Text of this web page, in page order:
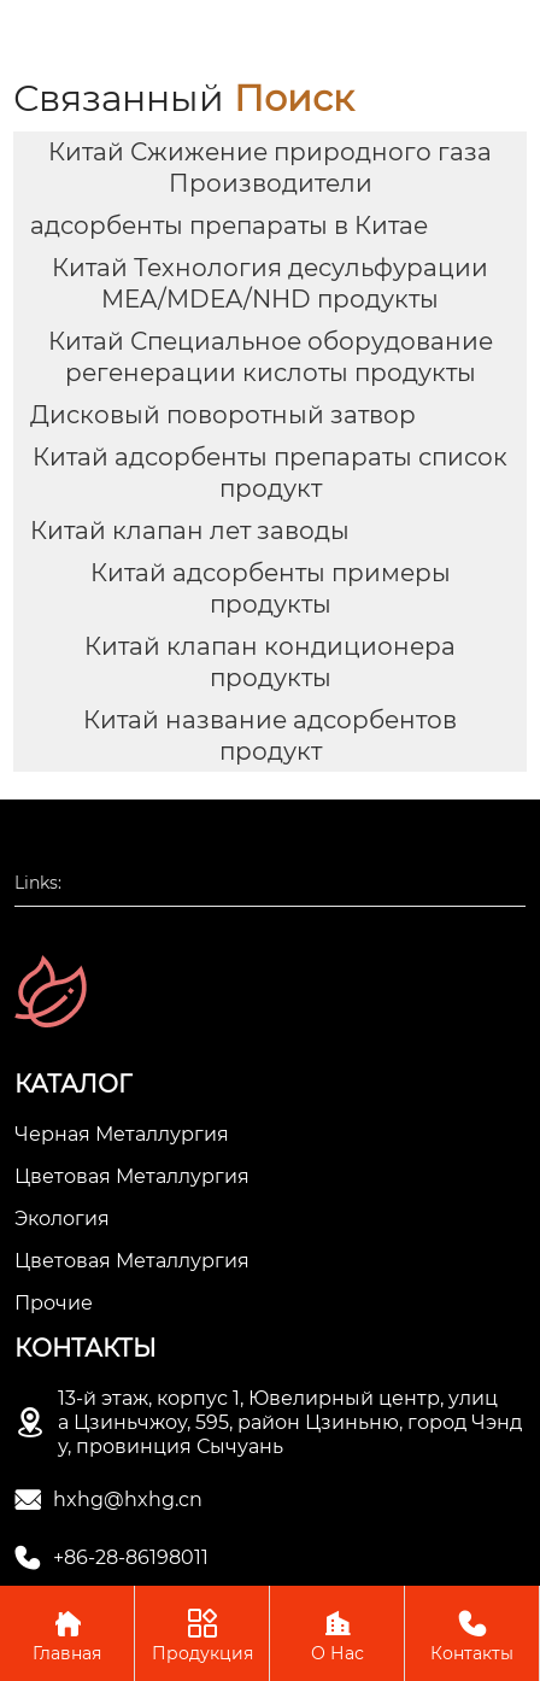
Связанный Поиск
Китай Сжижение природного газа
Производители
адсорбенты препараты в Китае
Китай Технология десульфурации
MEA/MDEA/NHD продукты
Китай Специальное оборудование
регенерации кислоты продукты
Дисковый поворотный затвор
Китай адсорбенты препараты список
продукт
Китай клапан лет заводы
Китай адсорбенты примеры
продукты
Китай клапан кондиционера
продукты
Китай название адсорбентов
продукт
Links:
КАТАЛОГ
Черная Металлургия
Цветовая Металлургия
Экология
Цветовая Металлургия
Прочие
КОНТАКТЫ

13-й этаж, корпус 1, Ювелирный центр, улиц
а Цзиньчжоу, 595, район Цзиньню, город Чэнд
у, провинция Сычуань
 hxhg@hxhg.cn
 +86-28-86198011
Copyright © ООО Чэнду Ичжи Технолоджи

Главная

Продукция

О Нас

Контакты
Пожалуйста, оставьте нам сообщение